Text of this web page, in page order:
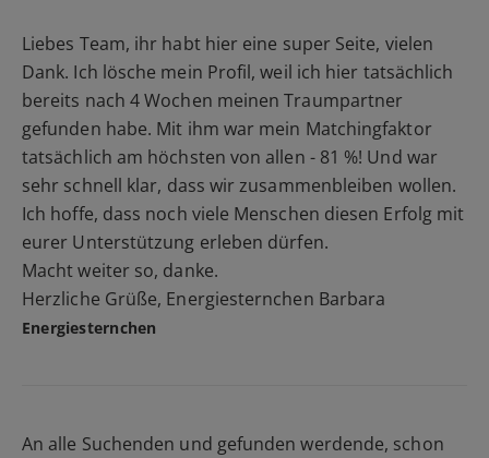
Liebes Team, ihr habt hier eine super Seite, vielen
Dank. Ich lösche mein Profil, weil ich hier tatsächlich
bereits nach 4 Wochen meinen Traumpartner
gefunden habe. Mit ihm war mein Matchingfaktor
tatsächlich am höchsten von allen - 81 %! Und war
sehr schnell klar, dass wir zusammenbleiben wollen.
Ich hoffe, dass noch viele Menschen diesen Erfolg mit
eurer Unterstützung erleben dürfen.
Macht weiter so, danke.
Herzliche Grüße, Energiesternchen Barbara
Energiesternchen
An alle Suchenden und gefunden werdende, schon